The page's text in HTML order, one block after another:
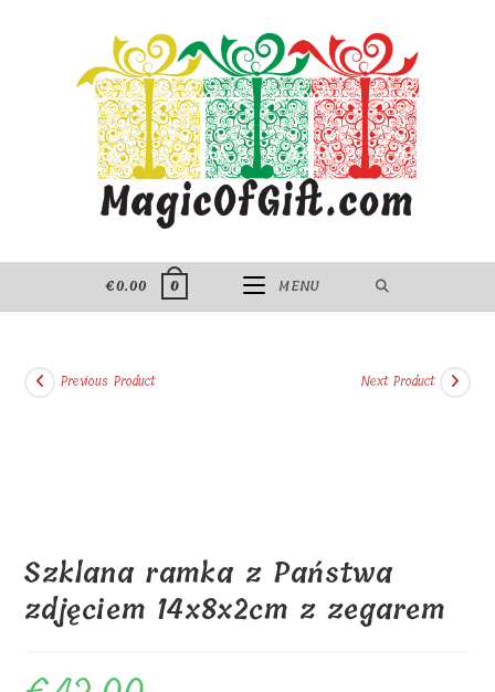
€0.00 0 MENU
Previous Product Next Product
Szklana ramka z Państwa
zdjęciem 14x8x2cm z zegarem